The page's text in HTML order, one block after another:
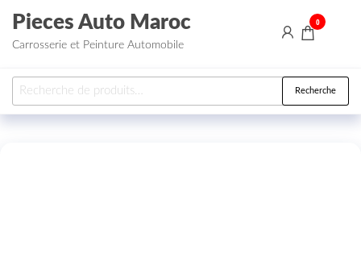
Aller au contenu
Pieces Auto Maroc
Carrosserie et Peinture Automobile
0
Recherche pour : Recherche